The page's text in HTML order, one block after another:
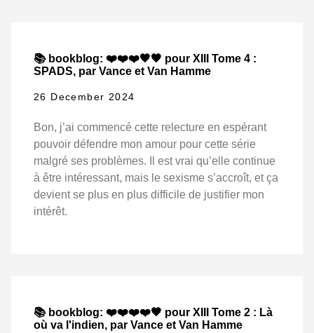
📚 bookblog: ❤️❤️❤️🖤🖤 pour XIII Tome 4 :
SPADS, par Vance et Van Hamme
26 December 2024
Bon, j’ai commencé cette relecture en espérant
pouvoir défendre mon amour pour cette série
malgré ses problèmes. Il est vrai qu’elle continue
à être intéressant, mais le sexisme s’accroît, et ça
devient se plus en plus difficile de justifier mon
intérêt.
📚 bookblog: ❤️❤️❤️❤️🖤 pour XIII Tome 2 : Là
où va l'indien, par Vance et Van Hamme